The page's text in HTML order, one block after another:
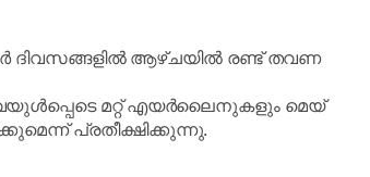
ദിവസങ്ങളിൽ ആഴ്ചയിൽ രണ്ട് തവണ
മറ്റ് എയർലൈനുകളും മെയ്
പ്രതീക്ഷിക്കുന്നു.